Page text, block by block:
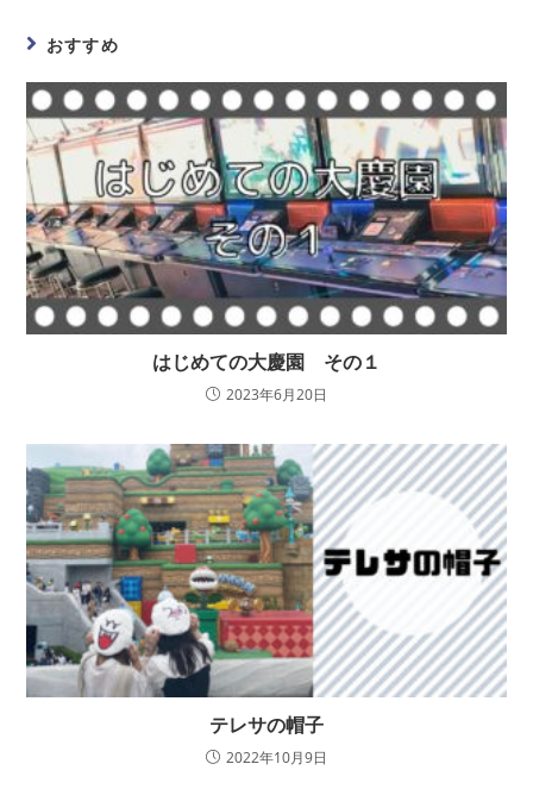
おすすめ
はじめての大慶園 その１
2023年6月20日
テレサの帽子
2022年10月9日